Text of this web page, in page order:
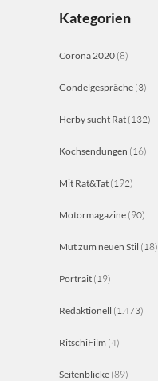
Kategorien
Corona 2020 (8)
Gondelgespräche (3)
Herby sucht Rat (132)
Kochsendungen (16)
Mit Rat&Tat (192)
Motormagazine (90)
Mut zum neuen Stil (18)
Portrait (19)
Redaktionell (1.473)
RitschiFilm (4)
Seitenblicke (89)